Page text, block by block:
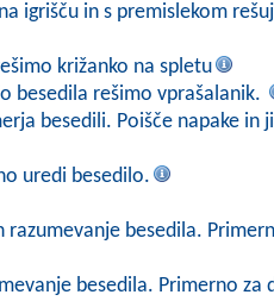
igrišču in s premislekom
križanko na spletu
besedila rešimo vprašalanik.
besedili. Poišče napake in
uredi besedilo.
razumevanje besedila.
besedila. Primerno za